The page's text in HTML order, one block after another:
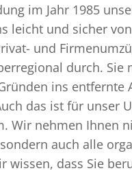
im Jahr 1985
leicht und sicher
und
durch. Sie
ins entfernte
das ist für unser
Wir nehmen Ihnen
auch alle
wissen, dass Sie